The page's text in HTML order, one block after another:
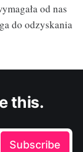
od nas
do odzyskania
this.
Subscribe